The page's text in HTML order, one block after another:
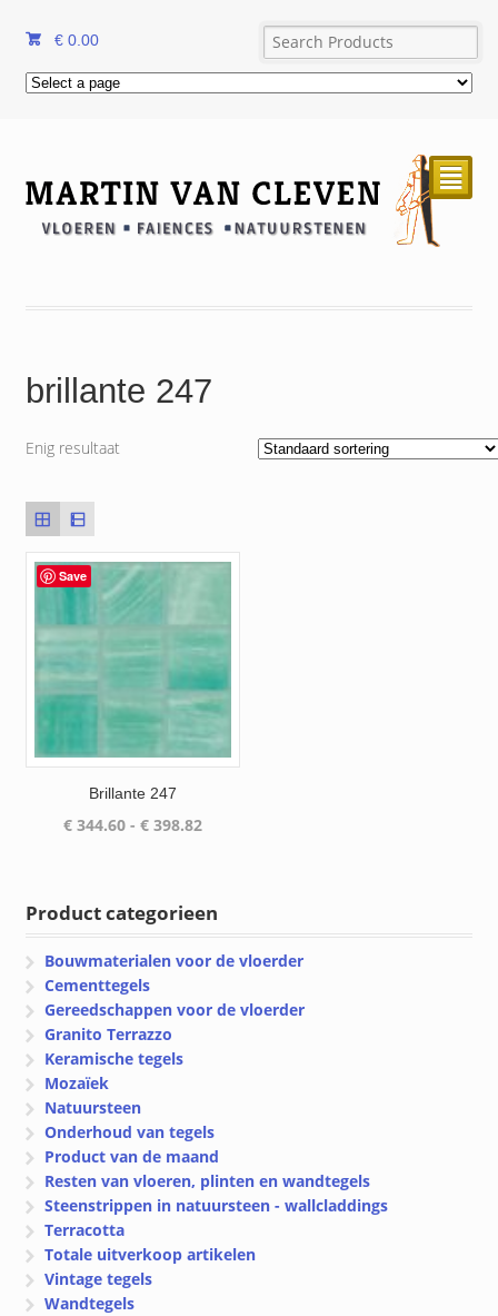
€ 0.00
²
brillante 247
Enig resultaat
Save
Brillante 247
€344.60 - €398.82Prijsklasse:
Product categorieen
Bouwmaterialen voor de vloerder
Cementtegels
Gereedschappen voor de vloerder
Granito Terrazzo
Keramische tegels
Mozaïek
Natuursteen
Onderhoud van tegels
Product van de maand
Resten van vloeren, plinten en wandtegels
Steenstrippen in natuursteen - wallcladdings
Terracotta
Totale uitverkoop artikelen
Vintage tegels
Wandtegels